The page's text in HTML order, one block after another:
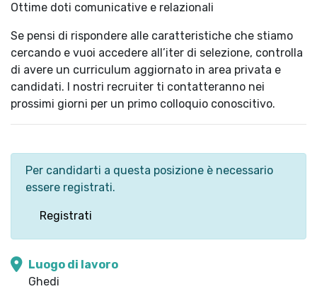
Ottime doti comunicative e relazionali
Se pensi di rispondere alle caratteristiche che stiamo
cercando e vuoi accedere all’iter di selezione, controlla
di avere un curriculum aggiornato in area privata e
candidati. I nostri recruiter ti contatteranno nei
prossimi giorni per un primo colloquio conoscitivo.
Per candidarti a questa posizione è necessario
essere registrati.
Registrati
Luogo di lavoro
Ghedi